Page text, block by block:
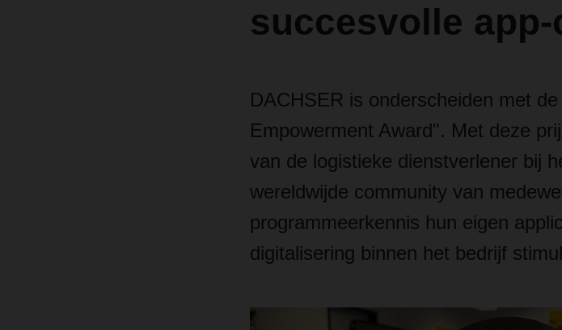
succesvolle
DACHSER is onderscheiden met
Empowerment Award". Met deze
van de logistieke dienstverlener bij
wereldwijde community van
programmeerkennis hun eigen
digitalisering binnen het bedrijf